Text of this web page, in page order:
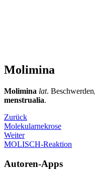
Molimina
Molimina lat.
menstrualia.
Zurück
Molekularnekrose
Weiter
MOLISCH-Reaktion
Autoren-Apps